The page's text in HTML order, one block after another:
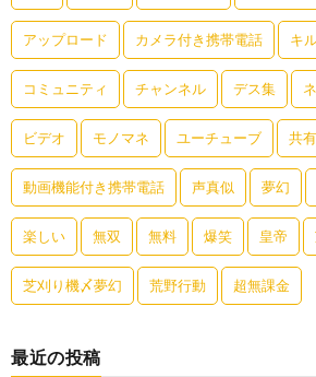
アップロード カメラ付き携帯電話 キ
コミュニティ チャンネル デス集
ビデオ モノマネ ユーチューブ 共有
動画機能付き携帯電話 声真似 夢幻
楽しい 無双 無料 爆笑 皇帝
芝刈り機〆夢幻 荒野行動 超無課金
最近の投稿